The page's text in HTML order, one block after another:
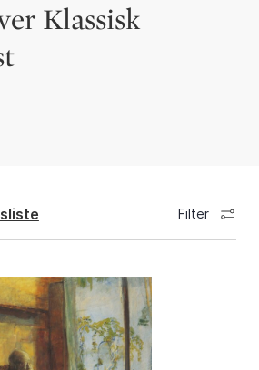
Klassisk
Filter